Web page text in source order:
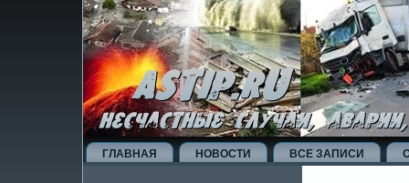
ГЛАВНАЯ НОВОСТИ ВСЕ ЗАПИСИ